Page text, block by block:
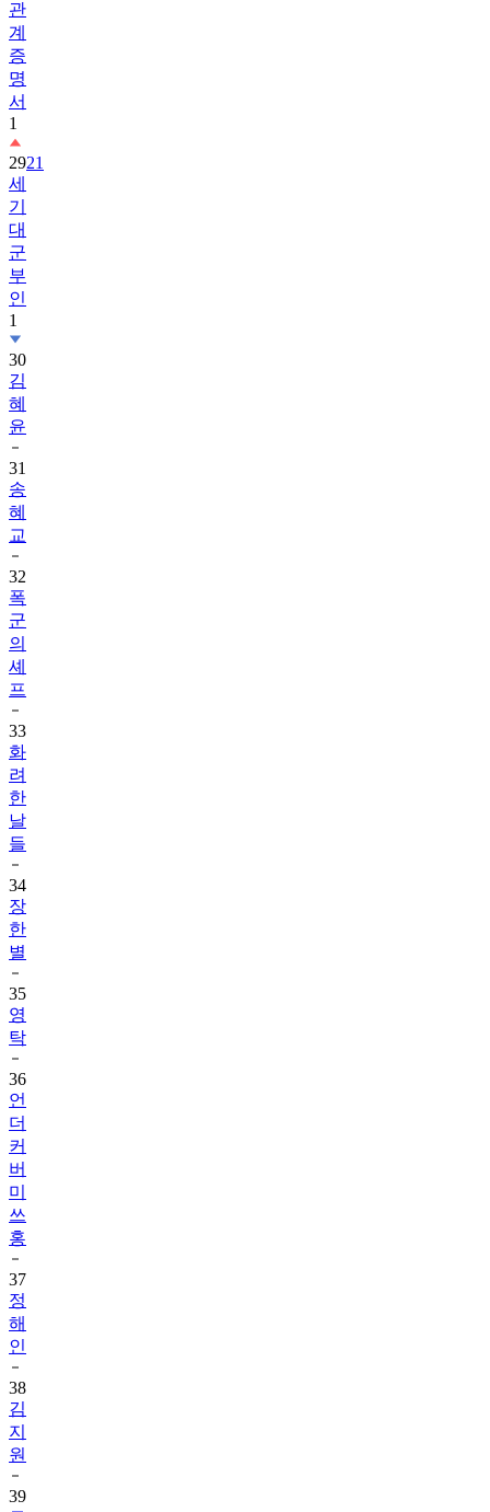
증
명
서
1
29
세
기
대
군
부
인
1
30
김
혜
윤
31
송
혜
교
32
폭
군
의
셰
프
33
화
려
한
날
들
34
장
한
별
35
영
탁
36
언
더
커
버
미
쓰
홍
37
정
해
인
38
김
지
원
39
모
범